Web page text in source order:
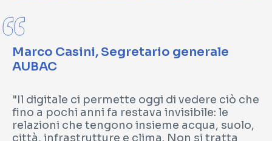
Marco Casini, Segretario generale
AUBAC
"Il digitale ci permette oggi di vedere ciò che
fino a pochi anni fa restava invisibile: le
relazioni che tengono insieme acqua, suolo,
città, infrastrutture e clima. Non si tratta